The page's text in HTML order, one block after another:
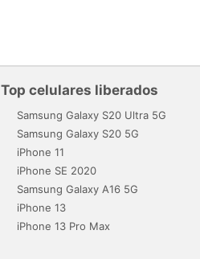
Top celulares liberados
Samsung Galaxy S20 Ultra 5G
Samsung Galaxy S20 5G
iPhone 11
iPhone SE 2020
Samsung Galaxy A16 5G
iPhone 13
iPhone 13 Pro Max